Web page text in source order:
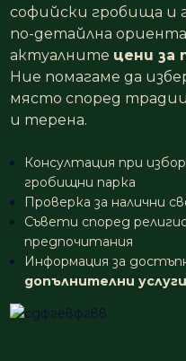
софийски гробища и
по-детайлна
актуалните цени за
Ние помагаме да
място според
и терена.
Консултация при
гробищни парка
Проверка за налични
Съвети според
предпочитания
Информация за
допълнителни услуги